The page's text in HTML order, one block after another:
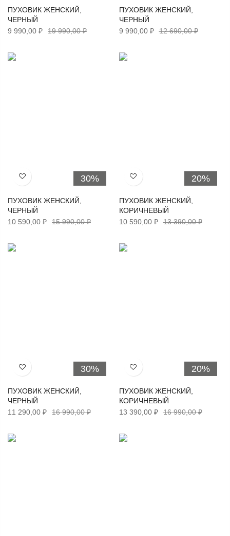
ПУХОВИК ЖЕНСКИЙ,
ЧЕРНЫЙ
9 990,00 ₽
19 990,00 ₽
ПУХОВИК ЖЕНСКИЙ,
ЧЕРНЫЙ
9 990,00 ₽
12 690,00 ₽
30%
Хочу!
ПУХОВИК ЖЕНСКИЙ,
ЧЕРНЫЙ
10 590,00 ₽
15 990,00 ₽
20%
Хочу!
ПУХОВИК ЖЕНСКИЙ,
КОРИЧНЕВЫЙ
10 590,00 ₽
13 390,00 ₽
30%
Хочу!
ПУХОВИК ЖЕНСКИЙ,
ЧЕРНЫЙ
11 290,00 ₽
16 990,00 ₽
20%
Хочу!
ПУХОВИК ЖЕНСКИЙ,
КОРИЧНЕВЫЙ
13 390,00 ₽
16 990,00 ₽